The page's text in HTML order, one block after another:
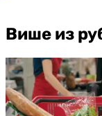
Више из